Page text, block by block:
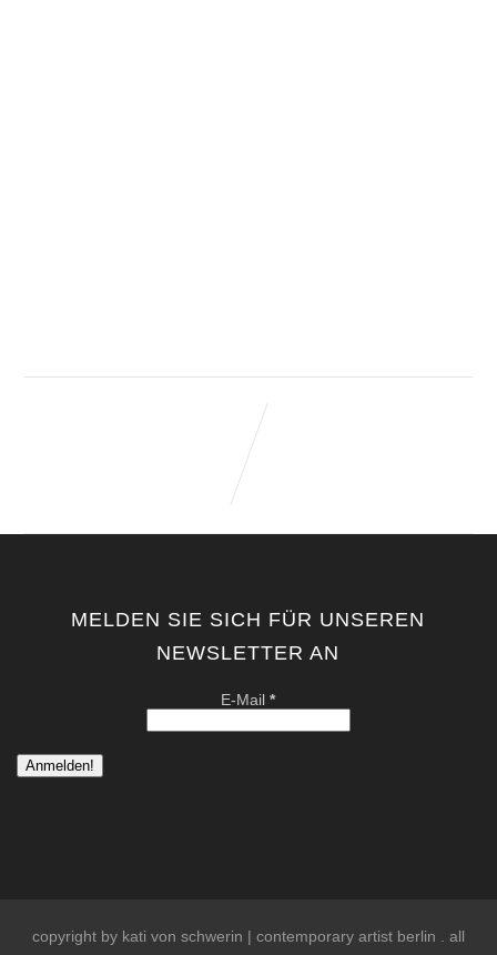
MELDEN SIE SICH FÜR UNSEREN
NEWSLETTER AN
E-Mail*
copyright by kati von schwerin | contemporary artist berlin . all